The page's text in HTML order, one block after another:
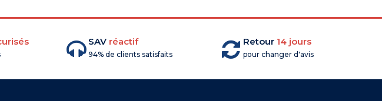
SAV réactif
94% de clients satisfaits
Retour 14 jours
pour changer d'avis